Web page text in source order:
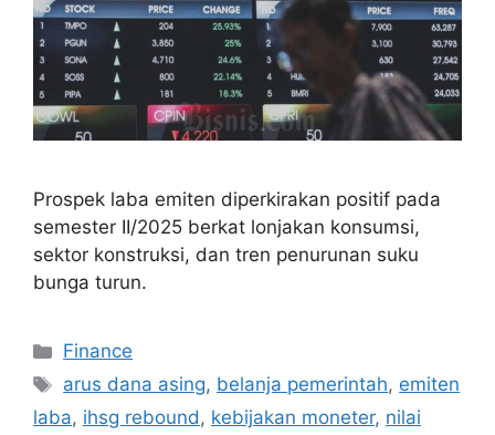
Prospek laba emiten diperkirakan positif pada
semester II/2025 berkat lonjakan konsumsi,
sektor konstruksi, dan tren penurunan suku
bunga turun.
Categories
Finance
Tags
arus dana asing, belanja pemerintah, emiten
laba, ihsg rebound, kebijakan moneter, nilai